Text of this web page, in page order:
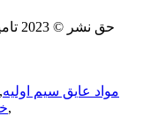
حق نشر © 2023 تامین‌کنندگان/تولیدکنندگان مواد سیم و کابل
مواد عایق سیم اولیه,
,